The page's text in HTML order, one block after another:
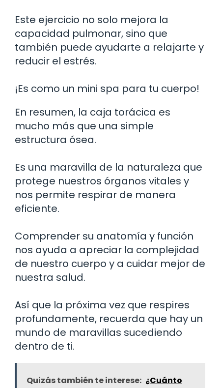
Este ejercicio no solo mejora la
capacidad pulmonar, sino que
también puede ayudarte a relajarte y
reducir el estrés.
¡Es como un mini spa para tu cuerpo!
En resumen, la caja torácica es
mucho más que una simple
estructura ósea.
Es una maravilla de la naturaleza que
protege nuestros órganos vitales y
nos permite respirar de manera
eficiente.
Comprender su anatomía y función
nos ayuda a apreciar la complejidad
de nuestro cuerpo y a cuidar mejor de
nuestra salud.
Así que la próxima vez que respires
profundamente, recuerda que hay un
mundo de maravillas sucediendo
dentro de ti.
Quizás también te interese: ¿Cuánto